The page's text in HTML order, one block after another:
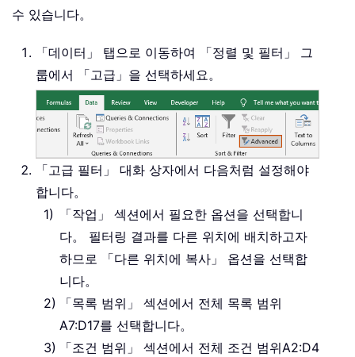
수 있습니다。
「데이터」 탭으로 이동하여 「정렬 및 필터」 그
룹에서 「고급」을 선택하세요。
「고급 필터」 대화 상자에서 다음처럼 설정해야
합니다。
「작업」 섹션에서 필요한 옵션을 선택합니
다。 필터링 결과를 다른 위치에 배치하고자
하므로 「다른 위치에 복사」 옵션을 선택합
니다。
「목록 범위」 섹션에서 전체 목록 범위
A7:D17를 선택합니다。
「조건 범위」 섹션에서 전체 조건 범위A2:D4